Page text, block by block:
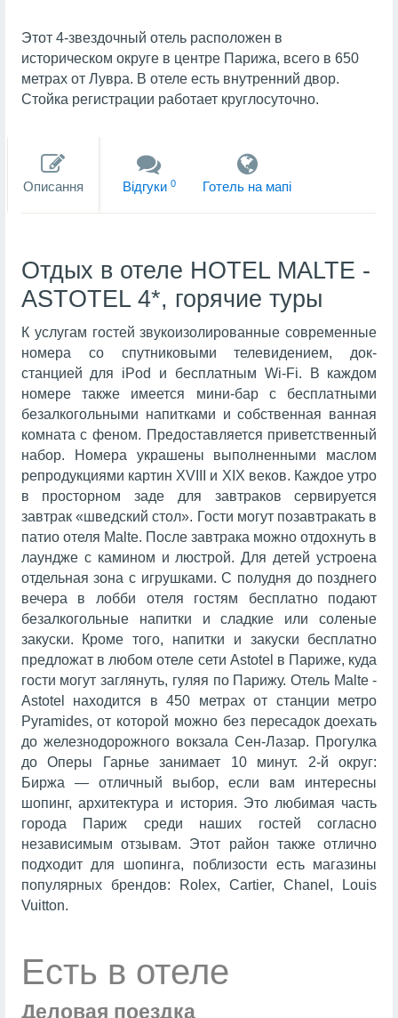
Этот 4-звездочный отель расположен в
историческом округе в центре Парижа, всего в 650
метрах от Лувра. В отеле есть внутренний двор.
Стойка регистрации работает круглосуточно.
Описання Вiдгуки 0 Готель на мапi
Отдых в отеле HOTEL MALTE -
ASTOTEL 4*, горячие туры
К услугам гостей звукоизолированные современные
номера со спутниковыми телевидением, док-
станцией для iPod и бесплатным Wi-Fi. В каждом
номере также имеется мини-бар с бесплатными
безалкогольными напитками и собственная ванная
комната с феном. Предоставляется приветственный
набор. Номера украшены выполненными маслом
репродукциями картин XVIII и XIX веков. Каждое утро
в просторном заде для завтраков сервируется
завтрак «шведский стол». Гости могут позавтракать в
патио отеля Malte. После завтрака можно отдохнуть в
лаундже с камином и люстрой. Для детей устроена
отдельная зона с игрушками. С полудня до позднего
вечера в лобби отеля гостям бесплатно подают
безалкогольные напитки и сладкие или соленые
закуски. Кроме того, напитки и закуски бесплатно
предложат в любом отеле сети Astotel в Париже, куда
гости могут заглянуть, гуляя по Парижу. Отель Malte -
Astotel находится в 450 метрах от станции метро
Pyramides, от которой можно без пересадок доехать
до железнодорожного вокзала Сен-Лазар. Прогулка
до Оперы Гарнье занимает 10 минут. 2-й округ:
Биржа — отличный выбор, если вам интересны
шопинг, архитектура и история. Это любимая часть
города Париж среди наших гостей согласно
независимым отзывам. Этот район также отлично
подходит для шопинга, поблизости есть магазины
популярных брендов: Rolex, Cartier, Chanel, Louis
Vuitton.
Есть в отеле
Деловая поездка